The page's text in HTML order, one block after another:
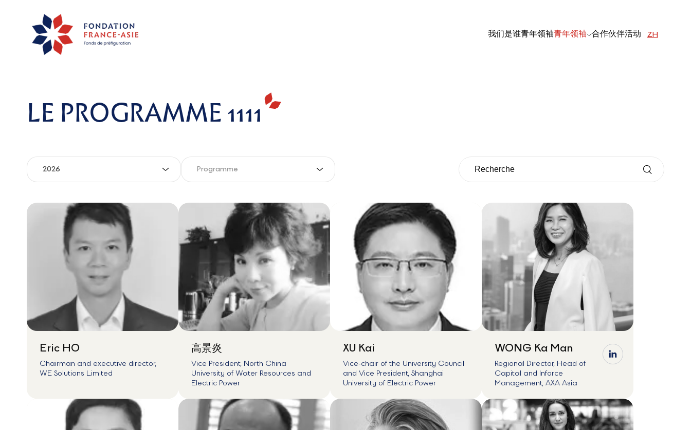
我们是谁青年领袖青年领袖 合作伙伴活动 ZH
LE PROGRAMME 1111
2026 Programme
Eric HO
Chairman and executive director,
WE Solutions Limited
高景炎
Vice President, North China
University of Water Resources and
Electric Power
XU Kai
Vice-chair of the University Council
and Vice President, Shanghai
University of Electric Power
WONG Ka Man
Regional Director, Head of
Capital and Inforce
Management, AXA Asia